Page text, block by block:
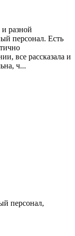
разной
персонал. Есть
все рассказала и
ч...
персонал,